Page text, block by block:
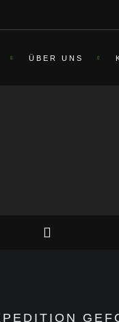
ÜBER UNS